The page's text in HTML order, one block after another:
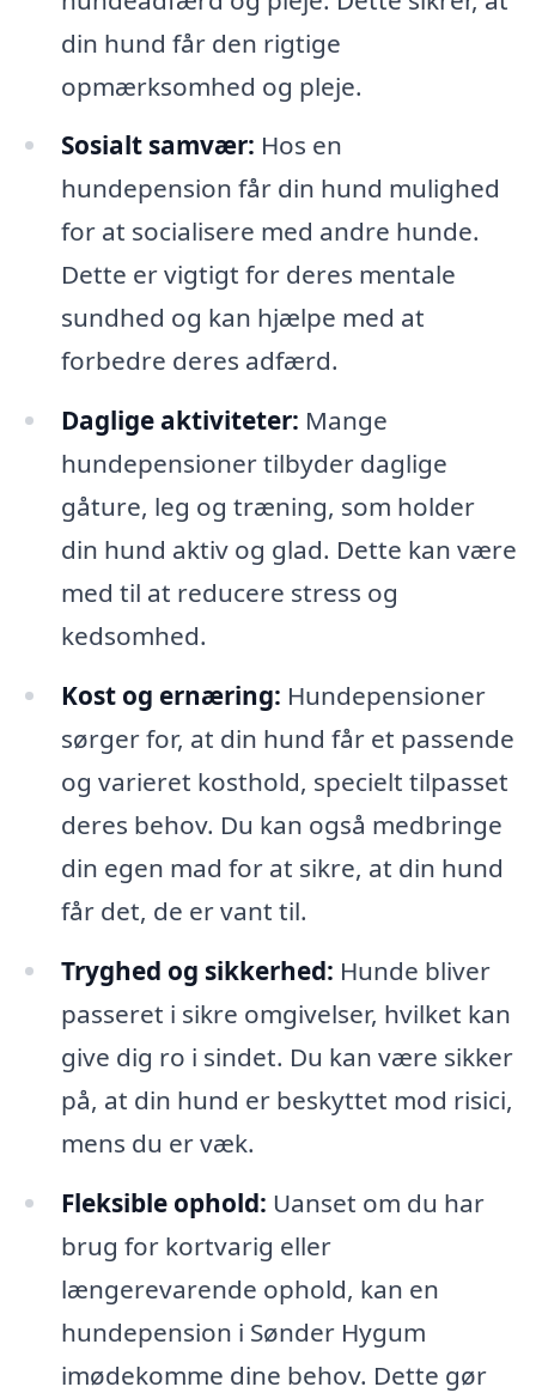
din hund får den rigtige
opmærksomhed og pleje.
Sosialt samvær: Hos en
hundepension får din hund mulighed
for at socialisere med andre hunde.
Dette er vigtigt for deres mentale
sundhed og kan hjælpe med at
forbedre deres adfærd.
Daglige aktiviteter: Mange
hundepensioner tilbyder daglige
gåture, leg og træning, som holder
din hund aktiv og glad. Dette kan være
med til at reducere stress og
kedsomhed.
Kost og ernæring: Hundepensioner
sørger for, at din hund får et passende
og varieret kosthold, specielt tilpasset
deres behov. Du kan også medbringe
din egen mad for at sikre, at din hund
får det, de er vant til.
Tryghed og sikkerhed: Hunde bliver
passeret i sikre omgivelser, hvilket kan
give dig ro i sindet. Du kan være sikker
på, at din hund er beskyttet mod risici,
mens du er væk.
Fleksible ophold: Uanset om du har
brug for kortvarig eller
længerevarende ophold, kan en
hundepension i Sønder Hygum
imødekomme dine behov. Dette gør